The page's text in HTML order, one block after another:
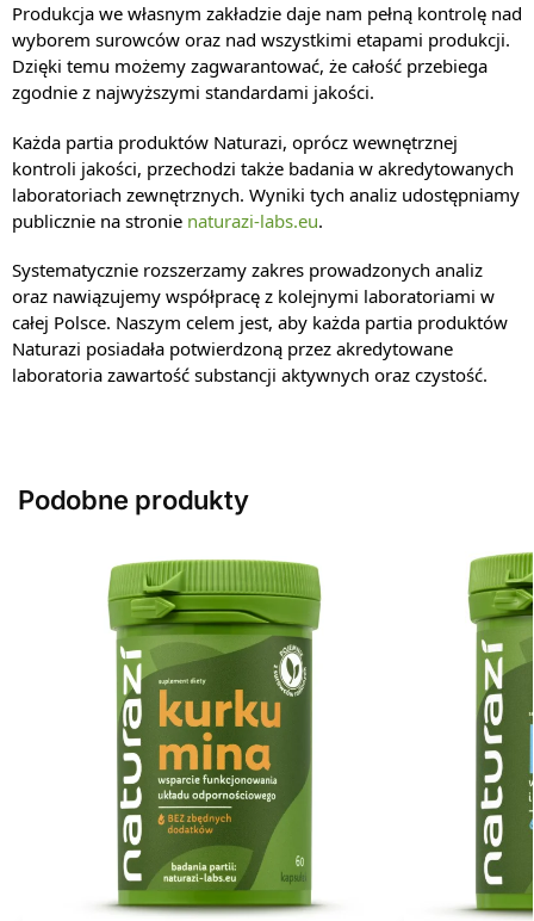
Produkcja we własnym zakładzie daje nam pełną kontrolę nad
wyborem surowców oraz nad wszystkimi etapami produkcji.
Dzięki temu możemy zagwarantować, że całość przebiega
zgodnie z najwyższymi standardami jakości.
Każda partia produktów Naturazi, oprócz wewnętrznej
kontroli jakości, przechodzi także badania w akredytowanych
laboratoriach zewnętrznych. Wyniki tych analiz udostępniamy
publicznie na stronie naturazi-labs.eu.
Systematycznie rozszerzamy zakres prowadzonych analiz
oraz nawiązujemy współpracę z kolejnymi laboratoriami w
całej Polsce. Naszym celem jest, aby każda partia produktów
Naturazi posiadała potwierdzoną przez akredytowane
laboratoria zawartość substancji aktywnych oraz czystość.
Podobne produkty